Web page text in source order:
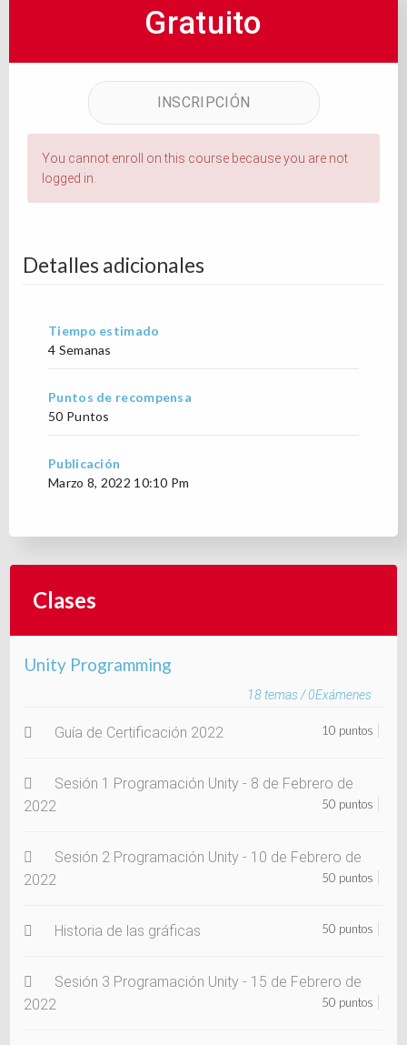
Gratuito
INSCRIPCIÓN
You cannot enroll on this course because you are not
logged in.
Detalles adicionales
Tiempo estimado
4 Semanas
Puntos de recompensa
50 Puntos
Publicación
Marzo 8, 2022 10:10 Pm
Clases
Unity Programming
18 temas /0Exámenes
Guía de Certificación 2022 10 puntos
Sesión 1 Programación Unity - 8 de Febrero de
2022
50 puntos
Sesión 2 Programación Unity - 10 de Febrero de
2022
50 puntos
Historia de las gráficas 50 puntos
Sesión 3 Programación Unity - 15 de Febrero de
2022
50 puntos